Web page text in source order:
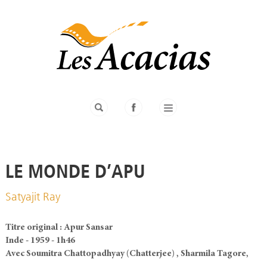
LE MONDE D’APU
Satyajit Ray
Titre original : Apur Sansar
Inde - 1959 - 1h46
Avec Soumitra Chattopadhyay (Chatterjee) , Sharmila Tagore,